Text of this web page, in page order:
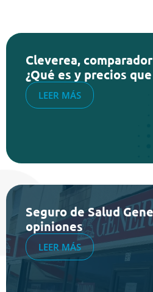
Cleverea,
¿Qué es y precios
LEER MÁS
Seguro de Salud
opiniones
LEER MÁS